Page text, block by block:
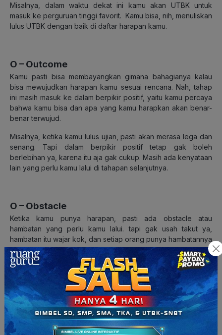
Misalnya, dalam waktu dekat ini kamu akan UTBK untuk
masuk ke perguruan tinggi favorit. Kamu bisa, nih, menuliskan
lulus UTBK dengan baik di daftar harapan kamu.
O – Outcome
Kamu pasti bisa membayangkan gimana bahagianya kalau
bisa mewujudkan harapan kamu sesuai rencana. Nah, tahap
ini masih masuk ke dalam berpikir positif, yaitu kamu percaya
bahwa kamu bisa dan apa yang kamu harapkan akan benar-
benar terwujud.
Misalnya, ketika kamu lulus ujian, pasti akan merasa lega dan
senang. Tapi dalam berpikir positif tetap gak boleh
berlebihan ya, karena itu aja gak cukup. Masih ada kenyataan
lain yang perlu kamu lalui di tahapan selanjutnya.
O – Obstacle
Ketika kamu punya harapan, pasti ada obstacle atau
hambatan yang perlu kamu lalui. tapi gak usah takut ya,
hambatan itu wajar kok, dan setiap orang punya hambatannya
masing-masing. Kamu bisa mulai melihat hambatan dari dua
faktor, yaitu internal dan eksternal.
Misalnya, ketika kamu ingin lulus UTBK dan masuk di
universitas favorit, faktor internal yang sering menghambat
kamu yaitu sering demotivasi yang akhirnya membuat kamu
malas belajar. Sedangkan faktor eksternalnya yaitu banyak
teman kamu yang lebih sering ngajak nongkrong daripada
belajar bareng.